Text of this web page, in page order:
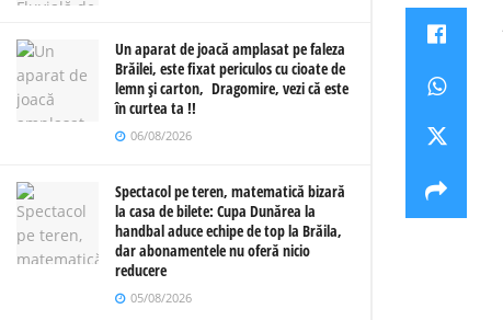
Un aparat de joacă amplasat pe faleza
Brăilei, este fixat periculos cu cioate de
lemn și carton, Dragomire, vezi că este
în curtea ta !!
06/08/2026
Spectacol pe teren, matematică bizară
la casa de bilete: Cupa Dunărea la
handbal aduce echipe de top la Brăila,
dar abonamentele nu oferă nicio
reducere
05/08/2026